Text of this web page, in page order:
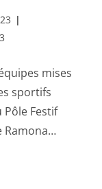
mises
sportifs
Festif
Ramona…